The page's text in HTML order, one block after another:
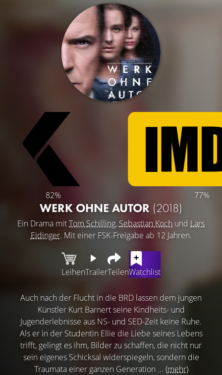
82% 77%
WERK OHNE AUTOR (2018)
Ein Drama mitTom Schilling, Sebastian Koch und Lars
Eidinger. Mit einer FSK-Freigabe ab 12 Jahren.
LeihenTrailerTeilenWatchlist
Auch nach der Flucht in die BRD lassen dem jungen
Künstler Kurt Barnert seine Kindheits- und
Jugenderlebnisse aus NS- und SED-Zeit keine Ruhe.
Als er in der Studentin Ellie die Liebe seines Lebens
trifft, gelingt es ihm, Bilder zu schaffen, die nicht nur
sein eigenes Schicksal widerspiegeln, sondern die
Traumata einer ganzen Generation ... (mehr)